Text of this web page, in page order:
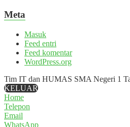
Meta
Masuk
Feed entri
Feed komentar
WordPress.org
Tim IT dan HUMAS SMA Negeri 1
KELUAR
Home
Telepon
Email
WhatsApp